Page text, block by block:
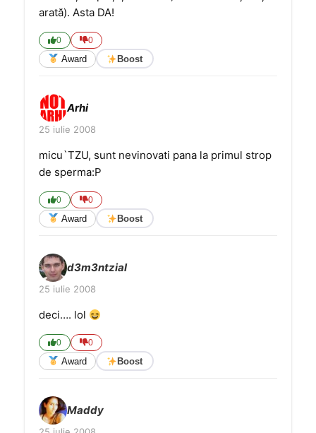
arată). Asta DA!
0 0
Award Boost
Arhi
25 iulie 2008
micu`TZU, sunt nevinovati pana la primul strop
de sperma:P
0 0
Award Boost
d3m3ntzial
25 iulie 2008
deci…. lol
0 0
Award Boost
Maddy